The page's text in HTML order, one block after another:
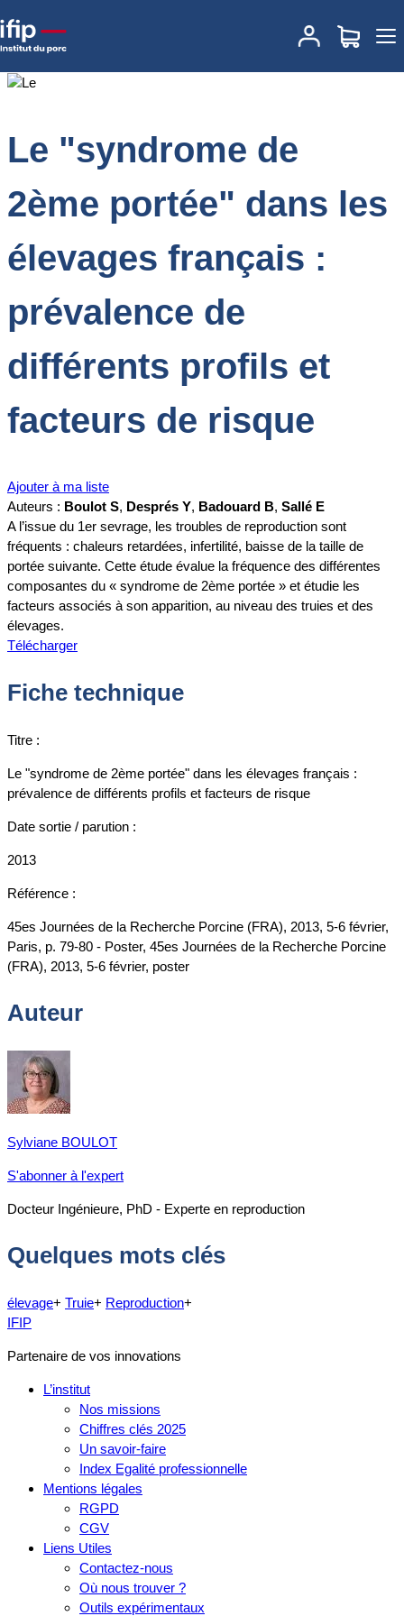
Accueil
Le "syndrome de 2ème portée" dans les
élevages français : prévalence de différents profils et facteurs de
Le "syndrome de
2ème portée" dans les
élevages français :
prévalence de
différents profils et
facteurs de risque
Ajouter à ma liste
Auteurs : Boulot S, Després Y, Badouard B, Sallé E
A l’issue du 1er sevrage, les troubles de reproduction sont
fréquents : chaleurs retardées, infertilité, baisse de la taille de
portée suivante. Cette étude évalue la fréquence des différentes
composantes du « syndrome de 2ème portée » et étudie les
facteurs associés à son apparition, au niveau des truies et des
élevages.
Télécharger
Fiche technique
Titre :
Le "syndrome de 2ème portée" dans les élevages français :
prévalence de différents profils et facteurs de risque
Date sortie / parution :
2013
Référence :
45es Journées de la Recherche Porcine (FRA), 2013, 5-6 février,
Paris, p. 79-80 - Poster, 45es Journées de la Recherche Porcine
(FRA), 2013, 5-6 février, poster
Auteur
Sylviane BOULOT
S'abonner à l'expert
Docteur Ingénieure, PhD - Experte en reproduction
Quelques mots clés
élevage+ Truie+ Reproduction+
IFIP
Partenaire de vos innovations
L’institut
Nos missions
Chiffres clés 2025
Un savoir-faire
Index Egalité professionnelle
Mentions légales
RGPD
CGV
Liens Utiles
Contactez-nous
Où nous trouver ?
Outils expérimentaux